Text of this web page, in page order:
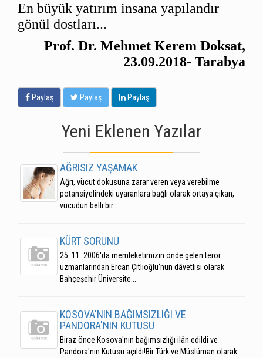
En büyük yatırım insana yapılandır
gönül dostları...
Prof. Dr. Mehmet Kerem Doksat,
23.09.2018- Tarabya
Paylaş Paylaş Paylaş
Yeni Eklenen Yazılar
AĞRISIZ YAŞAMAK
Ağrı, vücut dokusuna zarar veren veya verebilme
potansiyelindeki uyaranlara bağlı olarak ortaya çıkan,
vücudun belli bir...
KÜRT SORUNU
25. 11. 2006'da memleketimizin önde gelen terör
uzmanlarından Ercan Çitlioğlu'nun dâvetlisi olarak
Bahçeşehir Üniversite...
KOSOVA'NIN BAĞIMSIZLIĞI VE
PANDORA'NIN KUTUSU
Biraz önce Kosova'nın bağımsızlığı ilân edildi ve
Pandora'nın Kutusu açıldı!Bir Türk ve Müslüman olarak